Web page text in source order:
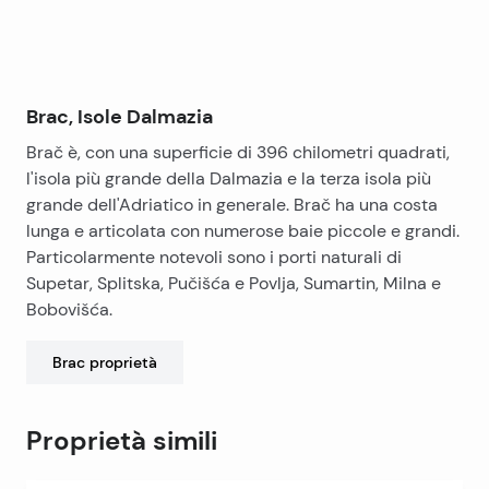
Brac, Isole Dalmazia
Brač è, con una superficie di 396 chilometri quadrati,
l'isola più grande della Dalmazia e la terza isola più
grande dell'Adriatico in generale. Brač ha una costa
lunga e articolata con numerose baie piccole e grandi.
Particolarmente notevoli sono i porti naturali di
Supetar, Splitska, Pučišća e Povlja, Sumartin, Milna e
Bobovišća.
Brac proprietà
Proprietà simili